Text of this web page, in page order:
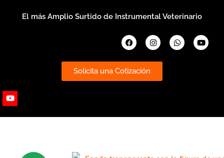
El más Amplio Surtido de Instrumental Veterinario
FacebookInstagramWhatsapp
Solicita una Cotización
Youtube